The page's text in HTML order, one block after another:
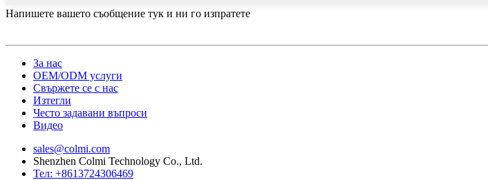
Напишете вашето съобщение тук и ни го изпратете
За нас
OEM/ODM услуги
Свържете се с нас
Изтегли
Често задавани въпроси
Видео
sales@colmi.com
Shenzhen Colmi Technology Co., Ltd.
Тел: +8613724306469